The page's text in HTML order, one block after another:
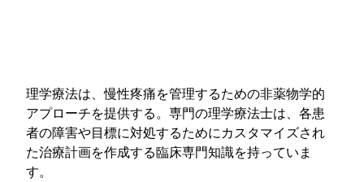
理学療法は、慢性疼痛を管理するための非薬物学的
アプローチを提供する。専門の理学療法士は、各患
者の障害や目標に対処するためにカスタマイズされ
た治療計画を作成する臨床専門知識を持っていま
す。